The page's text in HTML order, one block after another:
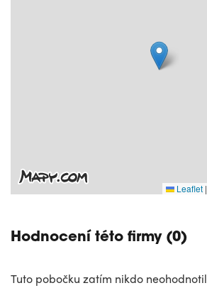
Leaflet |
Hodnocení této firmy (0)
Tuto pobočku zatím nikdo neohodnotil